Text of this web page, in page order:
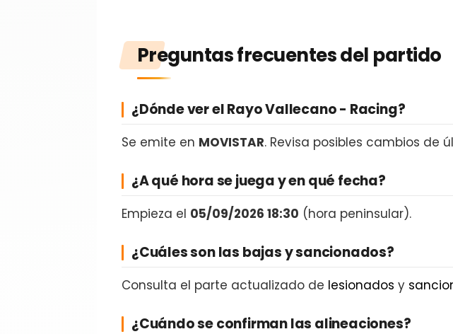
Preguntas frecuentes del partido
¿Dónde ver el Rayo Vallecano - Racing?
Se emite en MOVISTAR. Revisa posibles cambios de
¿A qué hora se juega y en qué fecha?
Empieza el 05/09/2026 18:30 (hora peninsular).
¿Cuáles son las bajas y sancionados?
Consulta el parte actualizado de lesionados y
¿Cuándo se confirman las alineaciones?